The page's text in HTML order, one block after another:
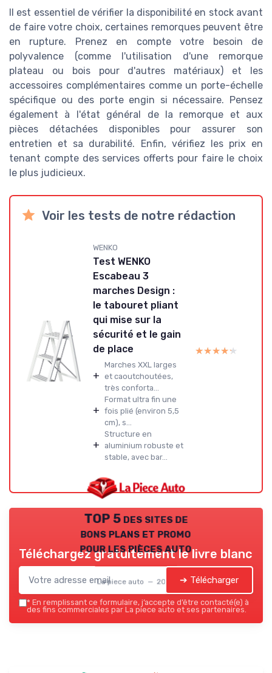
Il est essentiel de vérifier la disponibilité en stock avant
de faire votre choix, certaines remorques peuvent être
en rupture. Prenez en compte votre besoin de
polyvalence (comme l'utilisation d'une remorque
plateau ou bois pour d'autres matériaux) et les
accessoires complémentaires comme un porte-échelle
spécifique ou des porte engin si nécessaire. Pensez
également à l'état général de la remorque et aux
pièces détachées disponibles pour assurer son
entretien et sa durabilité. Enfin, vérifiez les prix en
tenant compte des services offerts pour faire le choix
le plus judicieux.
Voir les tests de notre rédaction
WENKO
Test WENKO
Escabeau 3
marches Design :
le tabouret pliant
qui mise sur la
sécurité et le gain
de place
+
Marches XXL larges
et caoutchoutées,
très conforta...
+
Format ultra fin une
fois plié (environ 5,5
cm), s...
+
Structure en
aluminium robuste et
stable, avec bar...
★★★★★
★★★★★
TOP 5 des sites de
bons plans et promo
pour les pièces auto
La piece auto — 2026
Téléchargez gratuitement le livre blanc
➔ Télécharger
* En remplissant ce formulaire, j’accepte d’être contacté(e) à
des fins commerciales par La piece auto et ses partenaires.